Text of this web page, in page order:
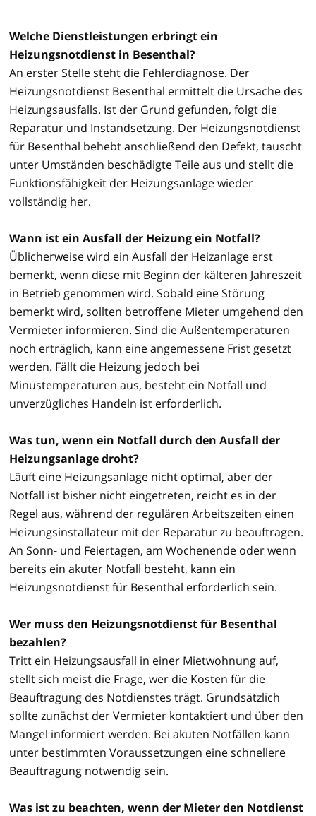
Welche Dienstleistungen erbringt ein
Heizungsnotdienst in Besenthal?
An erster Stelle steht die Fehlerdiagnose. Der
Heizungsnotdienst Besenthal ermittelt die Ursache des
Heizungsausfalls. Ist der Grund gefunden, folgt die
Reparatur und Instandsetzung. Der Heizungsnotdienst
für Besenthal behebt anschließend den Defekt, tauscht
unter Umständen beschädigte Teile aus und stellt die
Funktionsfähigkeit der Heizungsanlage wieder
vollständig her.
Wann ist ein Ausfall der Heizung ein Notfall?
Üblicherweise wird ein Ausfall der Heizanlage erst
bemerkt, wenn diese mit Beginn der kälteren Jahreszeit
in Betrieb genommen wird. Sobald eine Störung
bemerkt wird, sollten betroffene Mieter umgehend den
Vermieter informieren. Sind die Außentemperaturen
noch erträglich, kann eine angemessene Frist gesetzt
werden. Fällt die Heizung jedoch bei
Minustemperaturen aus, besteht ein Notfall und
unverzügliches Handeln ist erforderlich.
Was tun, wenn ein Notfall durch den Ausfall der
Heizungsanlage droht?
Läuft eine Heizungsanlage nicht optimal, aber der
Notfall ist bisher nicht eingetreten, reicht es in der
Regel aus, während der regulären Arbeitszeiten einen
Heizungsinstallateur mit der Reparatur zu beauftragen.
An Sonn- und Feiertagen, am Wochenende oder wenn
bereits ein akuter Notfall besteht, kann ein
Heizungsnotdienst für Besenthal erforderlich sein.
Wer muss den Heizungsnotdienst für Besenthal
bezahlen?
Tritt ein Heizungsausfall in einer Mietwohnung auf,
stellt sich meist die Frage, wer die Kosten für die
Beauftragung des Notdienstes trägt. Grundsätzlich
sollte zunächst der Vermieter kontaktiert und über den
Mangel informiert werden. Bei akuten Notfällen kann
unter bestimmten Voraussetzungen eine schnellere
Beauftragung notwendig sein.
Was ist zu beachten, wenn der Mieter den Notdienst